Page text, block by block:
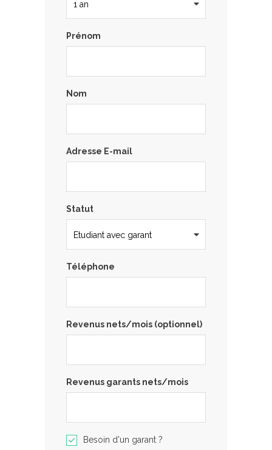
Prénom
Nom
Adresse E-mail
Statut
Téléphone
Revenus nets/mois (optionnel)
Revenus garants nets/mois
Besoin d'un garant ?